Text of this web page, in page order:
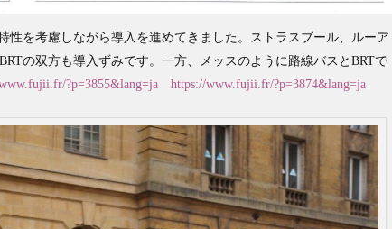
性を考慮しながら導入を進めてきました。ストラスブール、ルーア
の双方も導入ずみです。一方、メッスのように路線バスとBRTで
?p=3855&lang=ja https://www.fujii.fr/?p=3874&lang=ja